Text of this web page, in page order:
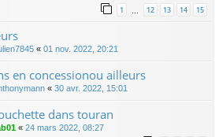
1 12 13 14 15
« 01 nov. 2022, 20:21
en concessionou ailleurs
« 30 avr. 2022, 15:01
dans touran
« 24 mars 2022, 08:27